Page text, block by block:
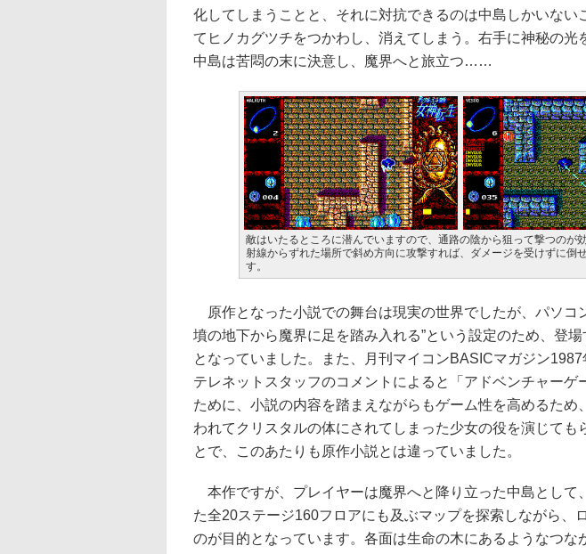
化してしまうことと、それに対抗できるのは中島しかいない
てヒノカグツチをつかわし、消えてしまう。右手に神秘の光
中島は苦悶の末に決意し、魔界へと旅立つ……
敵はいたるところに潜んでいますので、通路の陰から狙って撃つのが
射線からずれた場所で斜め方向に攻撃すれば、ダメージを受けずに倒
す。
原作となった小説での舞台は現実の世界でしたが、パソコ
墳の地下から魔界に足を踏み入れる”という設定のため、登
となっていました。また、月刊マイコンBASICマガジン
テレネットスタッフのコメントによると「アドベンチャーゲ
ために、小説の内容を踏まえながらもゲーム性を高めるため
われてクリスタルの体にされてしまった少女の役を演じても
とで、このあたりも原作小説とは違っていました。
本作ですが、プレイヤーは魔界へと降り立った中島として
た全20ステージ160フロアにも及ぶマップを探索しながら、
のが目的となっています。各面は生命の木にあるようなつな